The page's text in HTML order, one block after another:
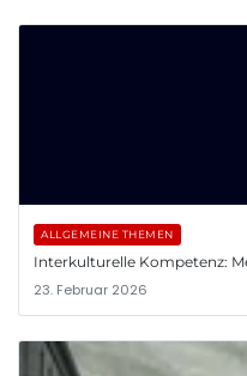
ALLGEMEINE THEMEN
Interkulturelle Kompetenz:
23. Februar 2026